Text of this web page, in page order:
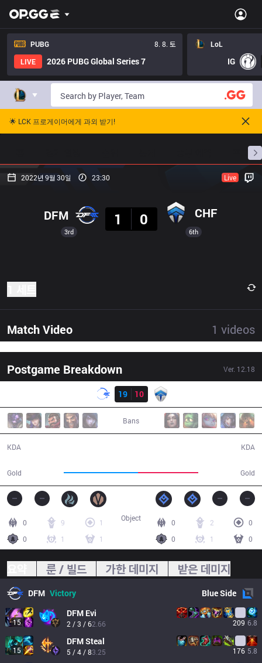
PUBG
8. 8. 토
LIVE
2026 PUBG Global Series 7
LoL
IG
🌟 LCK 프로게이머에게 과외 받기!
프로빌
2022년 9월 30일 23:30 Live
3rd
DFM
1
0 CHF
6th
Match Video 1 videos
Postgame Breakdown Ver. 12.18
19
10
Bans
KDA
Gold Gold
KDA
0 9
1
0
1 1
0 2
0
0
1 0
Object
룬 / 빌드 가한 데미지 받은 데미지
DFM Victory BlueSide
15
DFM Evi
2 / 3 / 62.66 209 6.8
15
DFMSteal
5 / 4 / 83.25 176 5.8